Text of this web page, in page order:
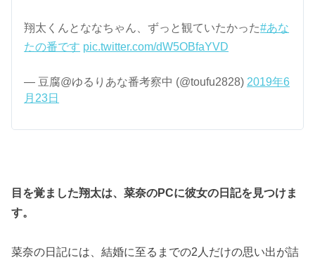
翔太くんとななちゃん、ずっと観ていたかった#あな
たの番です pic.twitter.com/dW5OBfaYVD
— 豆腐@ゆるりあな番考察中 (@toufu2828) 2019年6
月23日
目を覚ました翔太は、菜奈のPCに彼女の日記を見つけま
す。
菜奈の日記には、結婚に至るまでの2人だけの思い出が詰